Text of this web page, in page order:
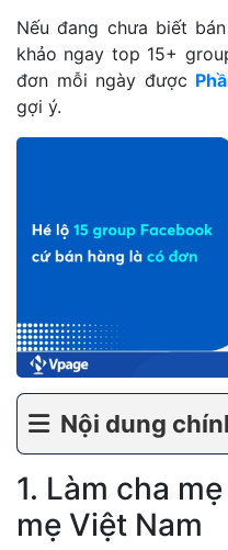
Nếu đang chưa biết
khảo ngay top 15+
đơn mỗi ngày được
gợi ý.
Nội dung
1. Làm cha
mẹ Việt Nam